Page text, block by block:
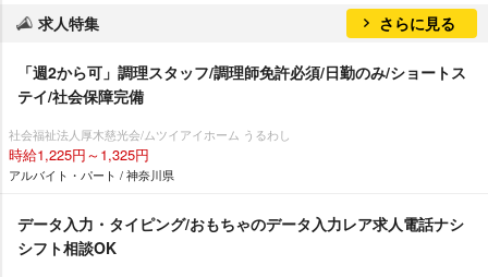
求人特集 さらに見る
「週2から可」調理スタッフ/調理師免許必須/日勤のみ/ショートス
テイ/社会保障完備
社会福祉法人厚木慈光会/ムツイアイホーム うるわし
時給1,225円～1,325円
アルバイト・パート / 神奈川県
データ入力・タイピング/おもちゃのデータ入力レア求人電話ナシ
シフト相談OK